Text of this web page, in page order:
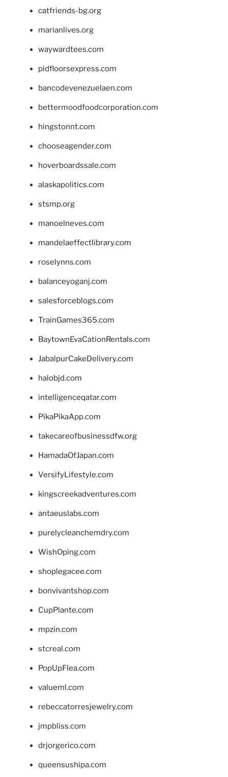
catfriends-bg.org
marianlives.org
waywardtees.com
pidfloorsexpress.com
bancodevenezuelaen.com
bettermoodfoodcorporation.com
hingstonnt.com
chooseagender.com
hoverboardssale.com
alaskapolitics.com
stsmp.org
manoelneves.com
mandelaeffectlibrary.com
roselynns.com
balanceyoganj.com
salesforceblogs.com
TrainGames365.com
BaytownEvaCationRentals.com
JabalpurCakeDelivery.com
halobjd.com
intelligenceqatar.com
PikaPikaApp.com
takecareofbusinessdfw.org
HamadaOfJapan.com
VersifyLifestyle.com
kingscreekadventures.com
antaeuslabs.com
purelycleanchemdry.com
WishOping.com
shoplegacee.com
bonvivantshop.com
CupPlante.com
mpzin.com
stcreal.com
PopUpFlea.com
valueml.com
rebeccatorresjewelry.com
jmpbliss.com
drjorgerico.com
queensushipa.com